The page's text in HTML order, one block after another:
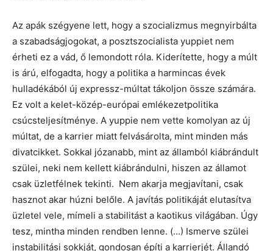
Az apák szégyene lett, hogy a szocializmus megnyirbálta
a szabadságjogokat, a posztszocialista yuppiet nem
érheti ez a vád, ő lemondott róla. Kiderítette, hogy a múlt
is árú, elfogadta, hogy a politika a harmincas évek
hulladékából új expressz-múltat tákoljon össze számára.
Ez volt a kelet-közép-európai emlékezetpolitika
csúcsteljesítménye. A yuppie nem vette komolyan az új
múltat, de a karrier miatt felvásárolta, mint minden más
divatcikket. Sokkal józanabb, mint az államból kiábrándult
szülei, neki nem kellett kiábrándulni, hiszen az államot
csak üzletfélnek tekinti. Nem akarja megjavítani, csak
hasznot akar húzni belőle. A javítás politikáját elutasítva
üzletel vele, mímeli a stabilitást a kaotikus világában. Úgy
tesz, mintha minden rendben lenne. (…) Ismerve szülei
instabilitási sokkját, gondosan építi a karrierjét. Állandó